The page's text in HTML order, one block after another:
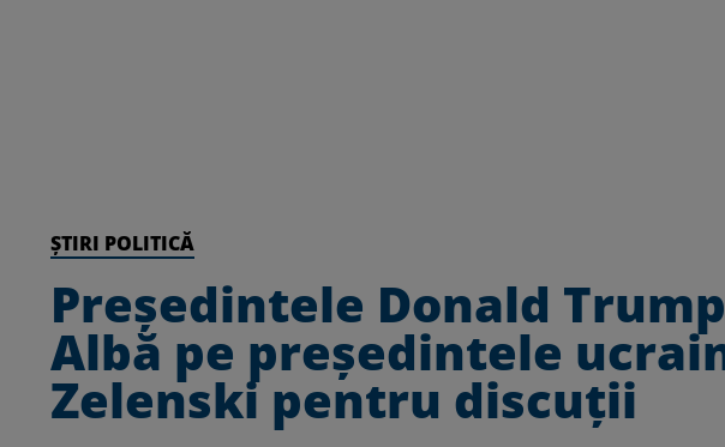
ȘTIRI POLITICĂ
Președintele Donald
Albă pe președintele
Zelenski pentru discuții